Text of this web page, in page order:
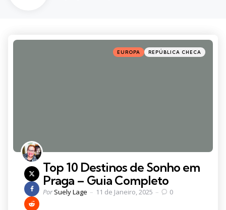
Categories
Posted
in
EUROPA REPÚBLICA CHECA
Top 10 Destinos de Sonho em
Praga – Guia Completo
Posted
Por Suely Lage 11 de Janeiro, 2025 0